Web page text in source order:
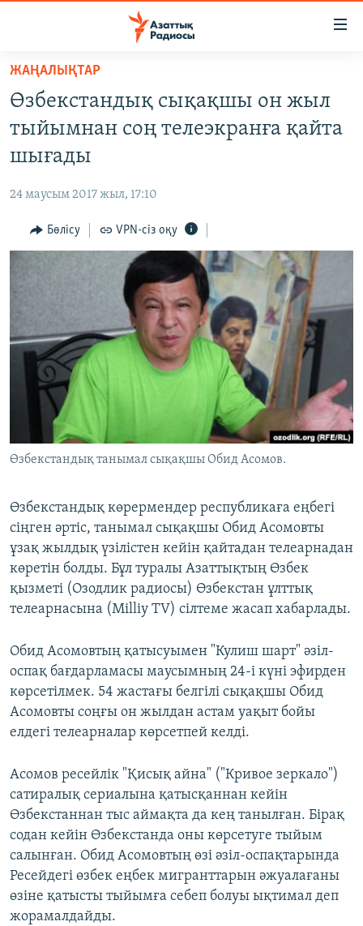
Skip
main
content
to
main
Navigation
to
Search
ЖАҢАЛЫҚТАР
АДАМ ҚҰҚЫҚТАРЫ
ӘЛЕУМЕТ
АРНАЙЫ ЖОБАЛАР
Русский
ЖАЗЫЛЫҢЫЗ
Басқа тілдерде
ЖАҢАЛЫҚТАР
Өзбекстандық сықақшы он жыл
тыйымнан соң телеэкранға қайта
шығады
24 маусым 2017 жыл, 17:10
Бөлісу VPN-сіз оқу
Өзбекстандық танымал сықақшы Обид Aсомов.
Өзбекстандық көрермендер республикаға еңбегі
сіңген әртіс, танымал сықақшы Обид Асомовты
ұзақ жылдық үзілістен кейін қайтадан телеарнадан
көретін болды. Бұл туралы Азаттықтың Өзбек
қызметі (Озодлик радиосы) Өзбекстан ұлттық
телеарнасына (Milliy TV) сілтеме жасап хабарлады.
Обид Асомовтың қатысуымен "Кулиш шарт" әзіл-
оспақ бағдарламасы маусымның 24-і күні эфирден
көрсетілмек. 54 жастағы белгілі сықақшы Обид
Асомовты соңғы он жылдан астам уақыт бойы
елдегі телеарналар көрсетпей келді.
Асомов ресейлік "Қисық айна" ("Кривое зеркало")
сатиралық сериалына қатысқаннан кейін
Өзбекстаннан тыс аймақта да кең танылған. Бірақ
содан кейін Өзбекстанда оны көрсетуге тыйым
салынған. Обид Асомовтың өзі әзіл-оспақтарында
Ресейдегі өзбек еңбек мигранттарын әжуалағаны
өзіне қатысты тыйымға себеп болуы ықтимал деп
жорамалдайды.